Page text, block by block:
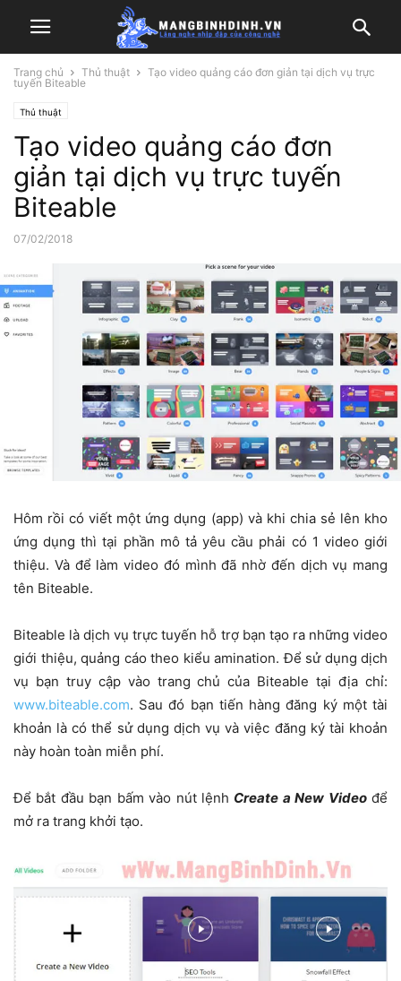
Trang chủ Thủ thuật
Tạo video quảng cáo đơn giản tại dịch vụ trực
tuyến Biteable
Thủ thuật
Tạo video quảng cáo đơn
giản tại dịch vụ trực tuyến
Biteable
07/02/2018
Hôm rồi có viết một ứng dụng (app) và khi chia sẻ lên kho
ứng dụng thì tại phần mô tả yêu cầu phải có 1 video giới
thiệu. Và để làm video đó mình đã nhờ đến dịch vụ mang
tên Biteable.
Biteable là dịch vụ trực tuyến hỗ trợ bạn tạo ra những video
giới thiệu, quảng cáo theo kiểu amination. Để sử dụng dịch
vụ bạn truy cập vào trang chủ của Biteable tại địa chỉ:
www.biteable.com. Sau đó bạn tiến hàng đăng ký một tài
khoản là có thể sử dụng dịch vụ và việc đăng ký tài khoản
này hoàn toàn miễn phí.
Để bắt đầu bạn bấm vào nút lệnh Create a New Videođể
mở ra trang khởi tạo.